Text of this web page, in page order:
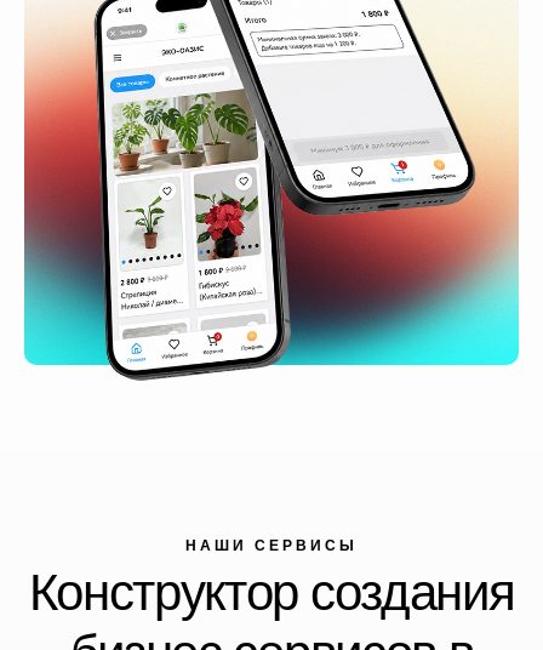
НАШИ СЕРВИСЫ
Конструктор создания